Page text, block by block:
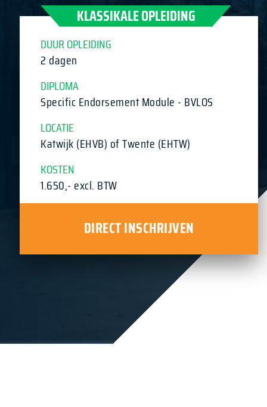
KLASSIKALE OPLEIDING
DUUR OPLEIDING
2 dagen
DIPLOMA
Specific Endorsement Module - BVLOS
LOCATIE
Katwijk (EHVB) of Twente (EHTW)
KOSTEN
1.650,- excl. BTW
DIRECT INSCHRIJVEN